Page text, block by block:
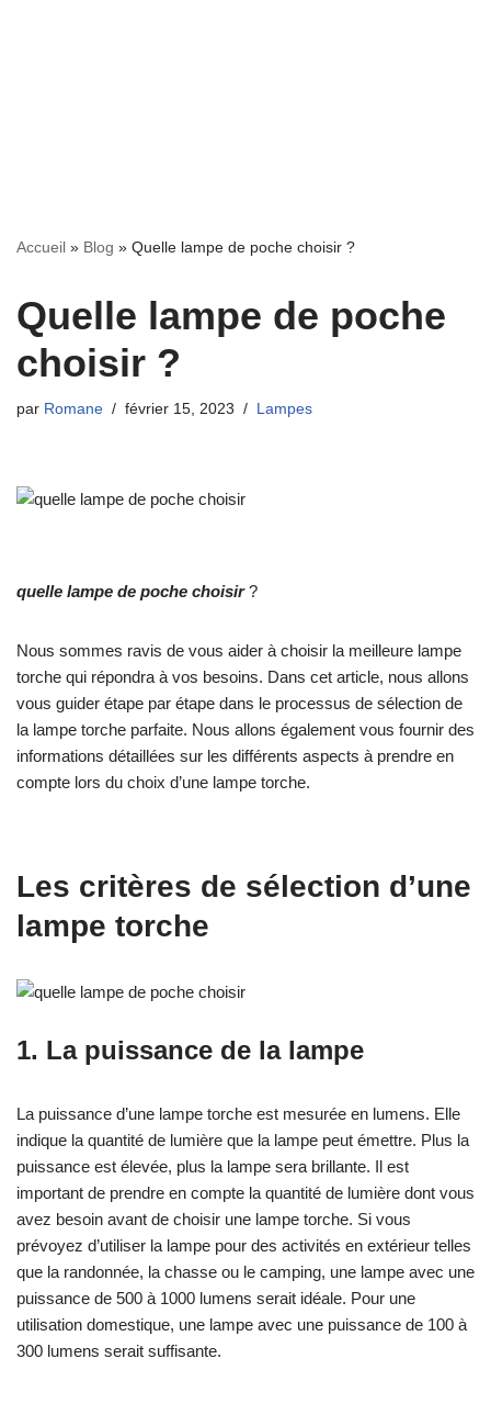
Accueil » Blog » Quelle lampe de poche choisir ?
Quelle lampe de poche
choisir ?
par Romane février 15, 2023 Lampes
quelle lampe de poche choisir?
Nous sommes ravis de vous aider à choisir la meilleure lampe
torche qui répondra à vos besoins. Dans cet article, nous allons
vous guider étape par étape dans le processus de sélection de
la lampe torche parfaite. Nous allons également vous fournir des
informations détaillées sur les différents aspects à prendre en
compte lors du choix d’une lampe torche.
Les critères de sélection d’une
lampe torche
1. La puissance de la lampe
La puissance d’une lampe torche est mesurée en lumens. Elle
indique la quantité de lumière que la lampe peut émettre. Plus la
puissance est élevée, plus la lampe sera brillante. Il est
important de prendre en compte la quantité de lumière dont vous
avez besoin avant de choisir une lampe torche. Si vous
prévoyez d’utiliser la lampe pour des activités en extérieur telles
que la randonnée, la chasse ou le camping, une lampe avec une
puissance de 500 à 1000 lumens serait idéale. Pour une
utilisation domestique, une lampe avec une puissance de 100 à
300 lumens serait suffisante.